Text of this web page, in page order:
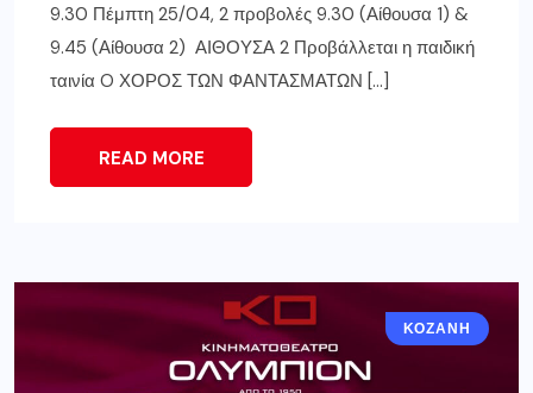
9.30 Πέμπτη 25/04, 2 προβολές 9.30 (Αίθουσα 1) &
9.45 (Αίθουσα 2) ΑΙΘΟΥΣΑ 2 Προβάλλεται η παιδική
ταινία O ΧΟΡΟΣ ΤΩΝ ΦΑΝΤΑΣΜΑΤΩΝ […]
READ MORE
ΚΟΖΆΝΗ